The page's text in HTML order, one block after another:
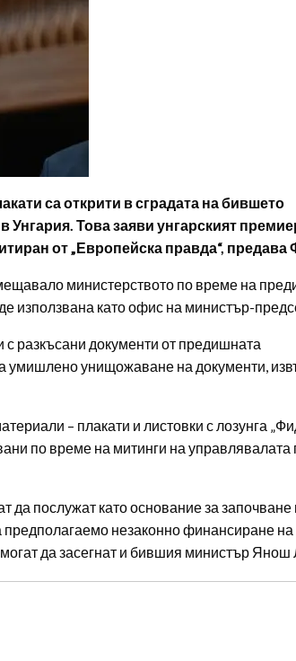
са открити в сградата на бившето
Унгария. Това заяви унгарският
от „Европейска правда“, предава
министерството по време на
използвана като офис на министър-
с разкъсани документи от предишната
умишлено унищожаване на документи,
– плакати и листовки с лозунга
по време на митинги на управлявалата
да послужат като основание за започване
предполагаемо незаконно финансиране на
да засегнат и бившия министър Янош